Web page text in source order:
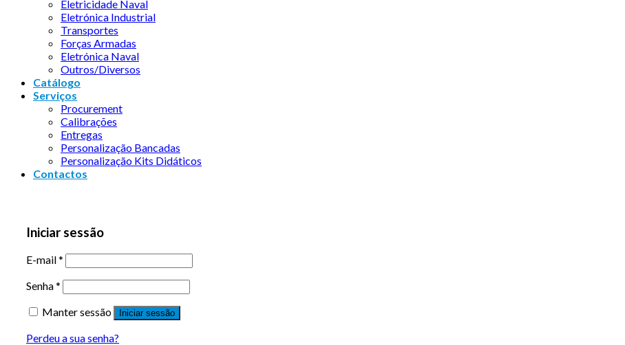
Eletricidade Naval
Eletrónica Industrial
Transportes
Forças Armadas
Eletrónica Naval
Outros/Diversos
Catálogo
Serviços
Procurement
Calibrações
Entregas
Personalização Bancadas
Personalização Kits Didáticos
Contactos
Iniciar sessão
E-mail*
Senha*
Manter sessão
Iniciar sessão
Perdeu a sua senha?